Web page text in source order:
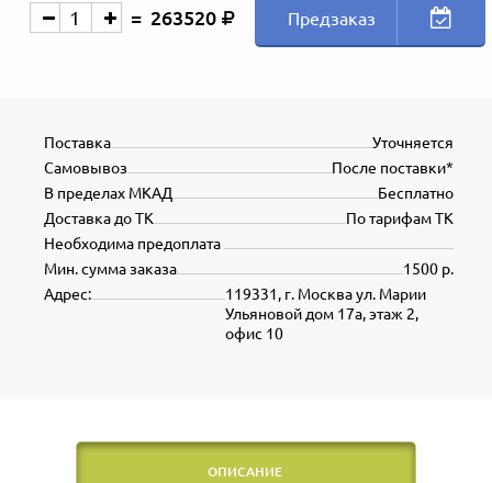
263520 Предзаказ
Уточняется
Поставка
После поставки*
Самовывоз
Бесплатно
В пределах МКАД
По тарифам ТК
Доставка до ТК
Необходима предоплата
1500 р.
Мин. сумма заказа
119331, г. Москва ул. Марии
Ульяновой дом 17а, этаж 2,
офис 10
Адрес:
ОПИСАНИЕ